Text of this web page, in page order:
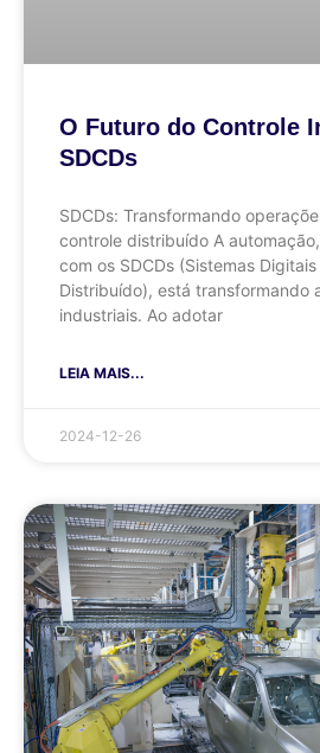
O Futuro do Controle
SDCDs
SDCDs: Transformando
controle distribuído A
com os SDCDs (Sistemas
Distribuído), está transformando
industriais. Ao adotar
LEIA MAIS...
2024-12-26